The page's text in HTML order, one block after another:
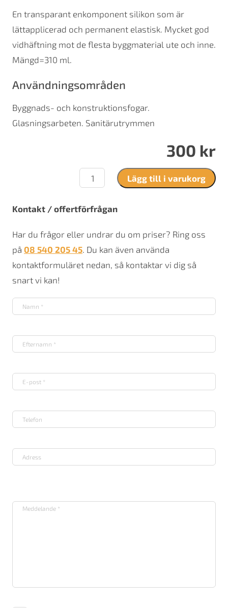
En transparant enkomponent silikon som är
lättapplicerad och permanent elastisk. Mycket god
vidhäftning mot de flesta byggmaterial ute och inne.
Mängd=310 ml.
Användningsområden
Byggnads- och konstruktionsfogar.
Glasningsarbeten. Sanitärutrymmen
300 kr
Silirub
mängd
Lägg till i varukorg
Kontakt / offertförfrågan
Har du frågor eller undrar du om priser? Ring oss
på 08 540 205 45. Du kan även använda
kontaktformuläret nedan, så kontaktar vi dig så
snart vi kan!